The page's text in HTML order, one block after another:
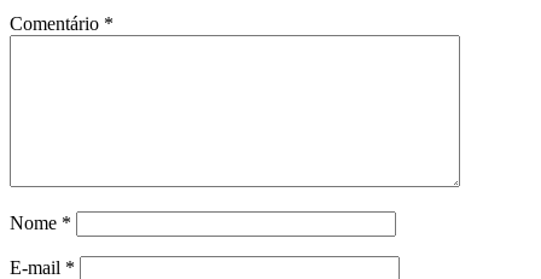
Comentário *
Nome *
E-mail *